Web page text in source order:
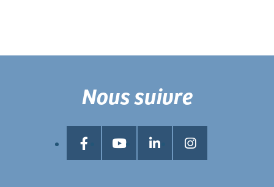
Nous suivre